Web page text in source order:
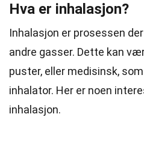
Hva er inhalasjon?
Inhalasjon er prosessen
andre gasser. Dette kan
puster, eller medisinsk,
inhalator. Her er noen
inhalasjon.